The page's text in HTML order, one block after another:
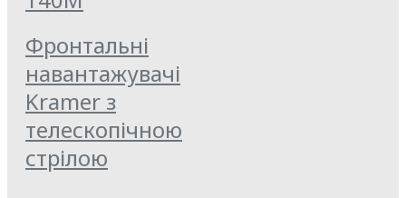
Фронтальні
навантажувачі
Kramer з
телескопічною
стрілою